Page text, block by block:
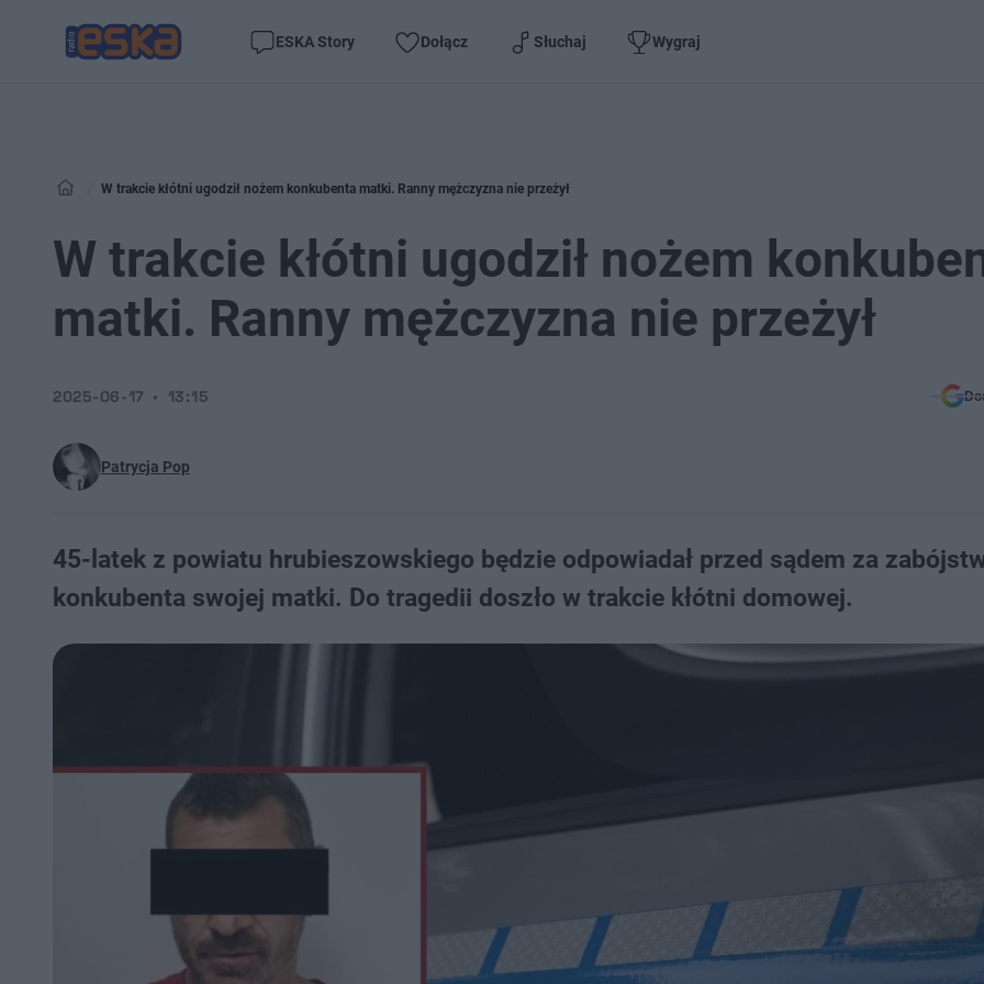
ESKA Story Dołącz Słuchaj Wygraj
W trakcie kłótni ugodził nożem konkubenta matki. Ranny mężczyzna nie przeżył
W trakcie kłótni ugodził nożem
matki. Ranny mężczyzna nie przeżył
Patrycja Pop
2025-06-17 13:15
45-latek z powiatu hrubieszowskiego będzie odpowiadał przed sądem za
konkubenta swojej matki. Do tragedii doszło w trakcie kłótni domowej.